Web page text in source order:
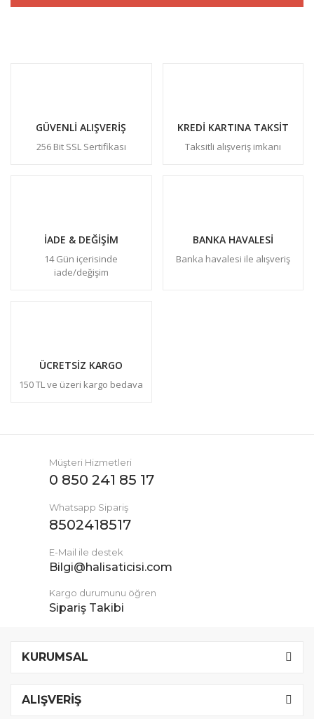
GÜVENLİ ALIŞVERİŞ
256 Bit SSL Sertifikası
KREDİ KARTINA TAKSİT
Taksitli alışveriş imkanı
İADE & DEĞİŞİM
14 Gün içerisinde
iade/değişim
BANKA HAVALESİ
Banka havalesi ile alışveriş
ÜCRETSİZ KARGO
150 TL ve üzeri kargo bedava
Müşteri Hizmetleri
0 850 241 85 17
Whatsapp Sipariş
8502418517
E-Mail ile destek
Bilgi@halisaticisi.com
Kargo durumunu öğren
Sipariş Takibi
KURUMSAL
ALIŞVERİŞ